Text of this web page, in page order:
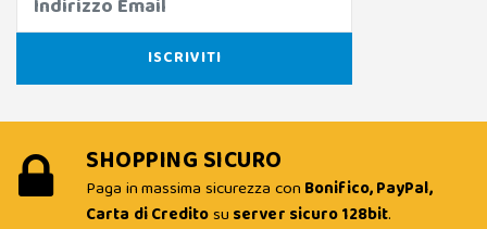
SHOPPING SICURO
Paga in massima sicurezza con Bonifico, PayPal,
Carta di Creditosu server sicuro 128bit.